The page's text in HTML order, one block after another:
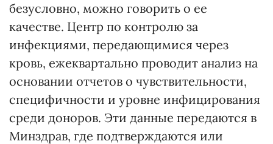
безусловно, можно говорить о ее
качестве. Центр по контролю за
инфекциями, передающимися через
кровь, ежеквартально проводит анализ на
основании отчетов о чувствительности,
специфичности и уровне инфицирования
среди доноров. Эти данные передаются в
Минздрав, где подтверждаются или